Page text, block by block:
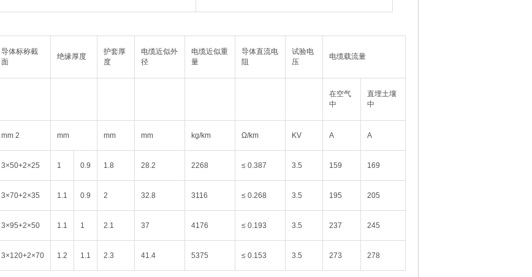
导体标称截
面
绝缘厚度
护套厚
度
电缆近似外
径
电缆近似重
量
导体直流电
阻
试验电
压
电缆载流量
在空气
中
直埋土壤
中
mm 2 mm mm mm kg/km Ω/km KV A A
3×50+2×25 1 0.9 1.8 28.2 2268 ≤ 0.387 3.5 159 169
3×70+2×35 1.1 0.9 2 32.8 3116 ≤ 0.268 3.5 195 205
3×95+2×50 1.1 1 2.1 37 4176 ≤ 0.193 3.5 237 245
3×120+2×70 1.2 1.1 2.3 41.4 5375 ≤ 0.153 3.5 273 278